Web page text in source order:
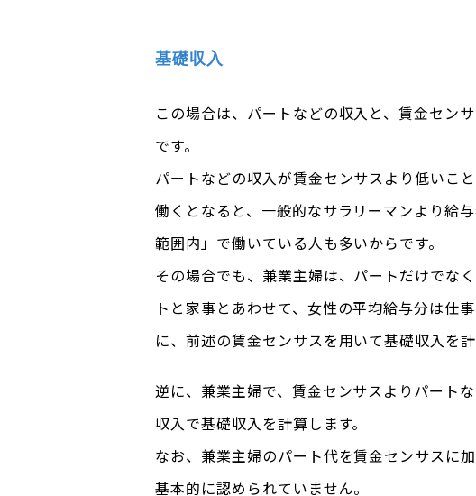
基礎収入
この場合は、パートなどの収入と、賃金セン
です。
パートなどの収入が賃金センサスより低いこ
働くとなると、一般的なサラリーマンより給
範囲内」で働いている人も多いからです。
その場合でも、兼業主婦は、パートだけでな
トと家事とあわせて、女性の平均給与分は仕
に、前述の賃金センサスを用いて基礎収入を計
逆に、兼業主婦で、賃金センサスよりパート
収入で基礎収入を計算します。
なお、兼業主婦のパート代を賃金センサスに
基本的に認められていません。